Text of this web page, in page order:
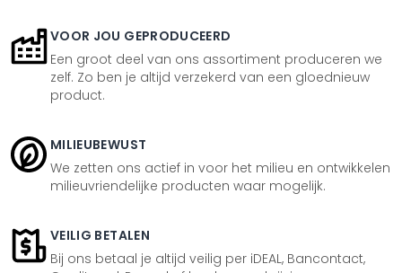
VOOR JOU GEPRODUCEERD
Een groot deel van ons assortiment produceren we
zelf. Zo ben je altijd verzekerd van een gloednieuw
product.
MILIEUBEWUST
We zetten ons actief in voor het milieu en ontwikkelen
milieuvriendelijke producten waar mogelijk.
VEILIG BETALEN
Bij ons betaal je altijd veilig per iDEAL, Bancontact,